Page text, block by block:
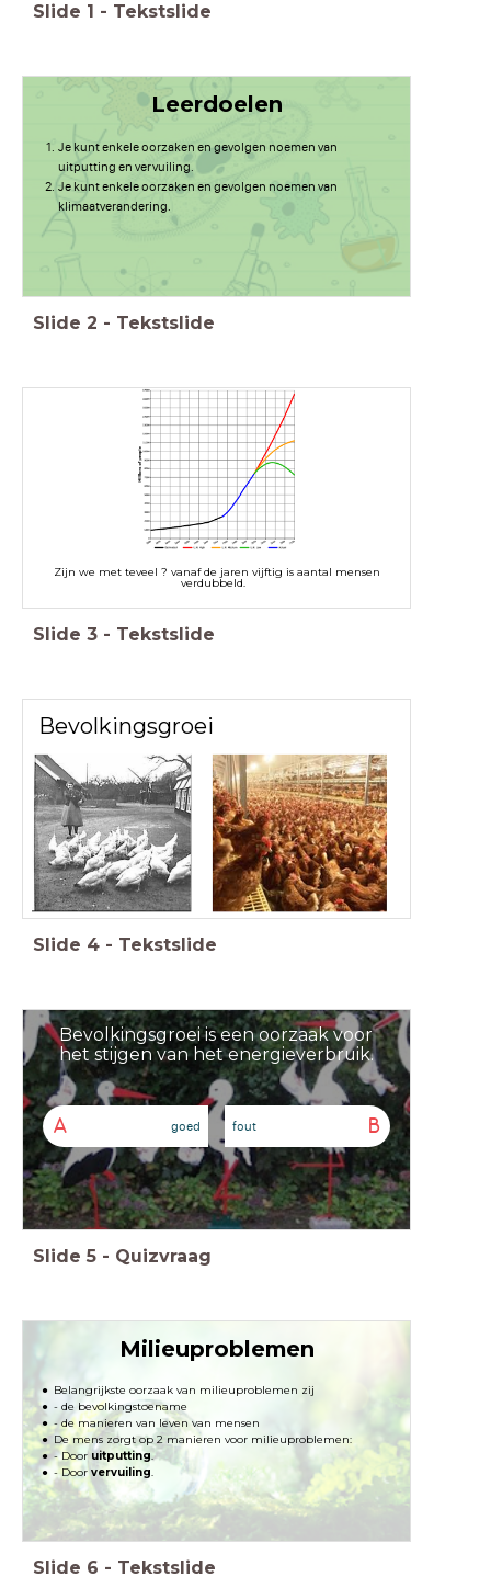
Slide 1 - Tekstslide
Leerdoelen
Je kunt enkele oorzaken en gevolgen noemen van
uitputting en vervuiling.
Je kunt enkele oorzaken en gevolgen noemen van
klimaatverandering.
Slide 2 - Tekstslide
Zijn we met teveel ? vanaf de jaren vijftig is aantal mensen
verdubbeld.
Slide 3 - Tekstslide
Bevolkingsgroei
Slide 4 - Tekstslide
Bevolkingsgroei is een oorzaak voor
het stijgen van het energieverbruik.
A goed B
fout
Slide 5 - Quizvraag
Milieuproblemen
Belangrijkste oorzaak van milieuproblemen zij
- de bevolkingstoename
- de manieren van leven van mensen
De mens zorgt op 2 manieren voor milieuproblemen:
- Door uitputting.
- Doorvervuiling
Slide 6 - Tekstslide